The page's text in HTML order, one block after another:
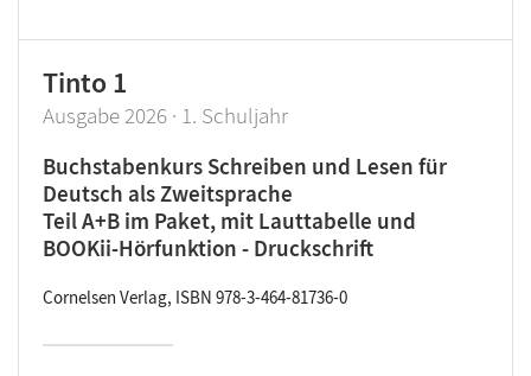
Tinto 1
Ausgabe 2026 · 1. Schuljahr
Buchstabenkurs Schreiben und Lesen für
Deutsch als Zweitsprache
Teil A+B im Paket, mit Lauttabelle und
BOOKii-Hörfunktion - Druckschrift
Cornelsen Verlag, ISBN 978-3-464-81736-0